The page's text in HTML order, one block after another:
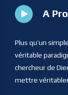
A
Plus qu’un
véritable
chercheur de
mettre